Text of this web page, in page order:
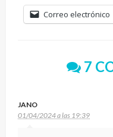
Correo electrónico
7
JANO
01/04/2024 a las 19:39